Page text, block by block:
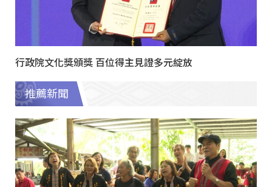
行政院文化獎頒獎 百位得主見證多元綻放
推薦新聞